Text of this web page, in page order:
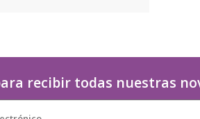
recibir todas nuestras